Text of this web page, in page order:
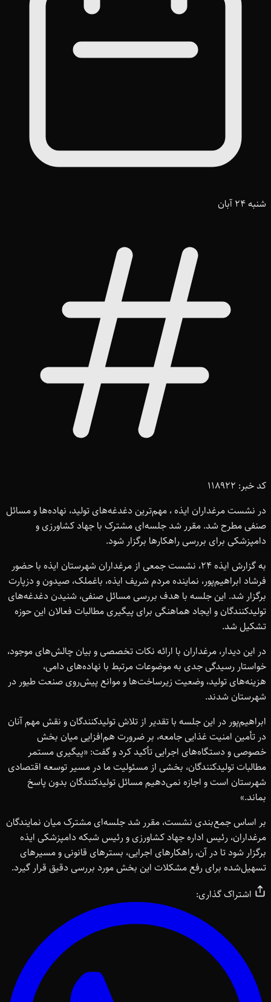
شنبه 24 آبان
کد خبر: 118922
در نشست مرغداران ایذه ، مهم‌ترین دغدغه‌های تولید، نهاده‌ها و مسائل
صنفی مطرح شد. مقرر شد جلسه‌ای مشترک با جهاد کشاورزی و
دامپزشکی برای بررسی راهکارها برگزار شود.
به گزارش ایذه 24، نشست جمعی از مرغداران شهرستان ایذه با حضور
فرشاد ابراهیم‌پور، نماینده مردم شریف ایذه، باغملک، صیدون و دزپارت
برگزار شد. این جلسه با هدف بررسی مسائل صنفی، شنیدن دغدغه‌های
تولیدکنندگان و ایجاد هماهنگی برای پیگیری مطالبات فعالان این حوزه
تشکیل شد.
در این دیدار، مرغداران با ارائه نکات تخصصی و بیان چالش‌های موجود،
خواستار رسیدگی جدی به موضوعات مرتبط با نهاده‌های دامی،
هزینه‌های تولید، وضعیت زیرساخت‌ها و موانع پیش‌روی صنعت طیور در
شهرستان شدند.
ابراهیم‌پور در این جلسه با تقدیر از تلاش تولیدکنندگان و نقش مهم آنان
در تأمین امنیت غذایی جامعه، بر ضرورت هم‌افزایی میان بخش
خصوصی و دستگاه‌های اجرایی تأکید کرد و گفت: «پیگیری مستمر
مطالبات تولیدکنندگان، بخشی از مسئولیت ما در مسیر توسعه اقتصادی
شهرستان است و اجازه نمی‌دهیم مسائل تولیدکنندگان بدون پاسخ
بماند.»
بر اساس جمع‌بندی نشست، مقرر شد جلسه‌ای مشترک میان نمایندگان
مرغداران، رئیس اداره جهاد کشاورزی و رئیس شبکه دامپزشکی ایذه
برگزار شود تا در آن، راهکارهای اجرایی، بسترهای قانونی و مسیرهای
تسهیل‌شده برای رفع مشکلات این بخش مورد بررسی دقیق قرار گیرد.
اشتراک گذاری: